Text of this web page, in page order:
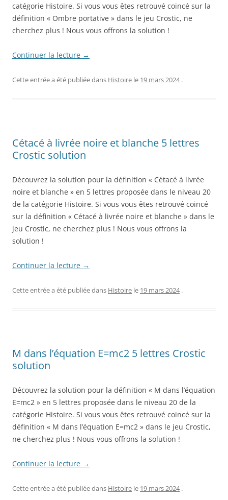
catégorie Histoire. Si vous vous êtes retrouvé coincé sur la
définition « Ombre portative » dans le jeu Crostic, ne
cherchez plus ! Nous vous offrons la solution !
Continuer la lecture →
Cette entrée a été publiée dans Histoire le 19 mars 2024 .
Cétacé à livrée noire et blanche 5 lettres
Crostic solution
Découvrez la solution pour la définition « Cétacé à livrée
noire et blanche » en 5 lettres proposée dans le niveau 20
de la catégorie Histoire. Si vous vous êtes retrouvé coincé
sur la définition « Cétacé à livrée noire et blanche » dans le
jeu Crostic, ne cherchez plus ! Nous vous offrons la
solution !
Continuer la lecture →
Cette entrée a été publiée dans Histoire le 19 mars 2024 .
M dans l’équation E=mc2 5 lettres Crostic
solution
Découvrez la solution pour la définition « M dans l’équation
E=mc2 » en 5 lettres proposée dans le niveau 20 de la
catégorie Histoire. Si vous vous êtes retrouvé coincé sur la
définition « M dans l’équation E=mc2 » dans le jeu Crostic,
ne cherchez plus ! Nous vous offrons la solution !
Continuer la lecture →
Cette entrée a été publiée dans Histoire le 19 mars 2024 .